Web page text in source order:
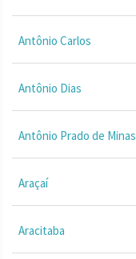
Antônio Carlos
Antônio Dias
Antônio Prado de Minas
Araçaí
Aracitaba